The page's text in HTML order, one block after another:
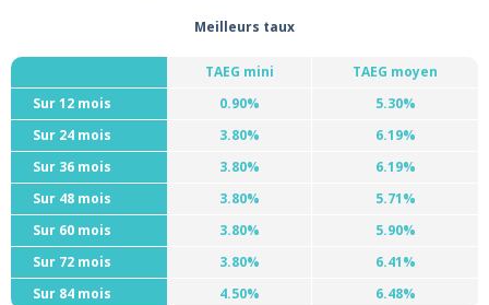
Meilleurs taux
TAEG mini
TAEG moyen
Sur 12 mois
0.90%
5.30%
Sur 24 mois
3.80%
6.19%
Sur 36 mois
3.80%
6.19%
Sur 48 mois
3.80%
5.71%
Sur 60 mois
3.80%
5.90%
Sur 72 mois
3.80%
6.41%
Sur 84 mois
4.50% 6.48%